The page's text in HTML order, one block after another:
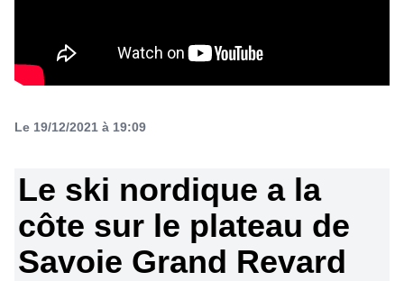
Le 19/12/2021 à 19:09
Le ski nordique a la
côte sur le plateau de
Savoie Grand Revard